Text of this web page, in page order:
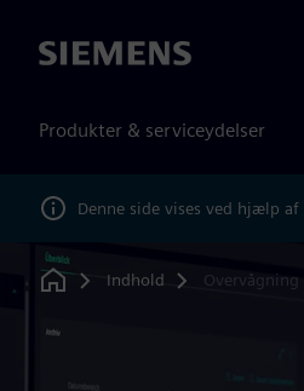
Siemens
Produkter & serviceydelser
Denne side vises ved hjælp
Home
Indhold